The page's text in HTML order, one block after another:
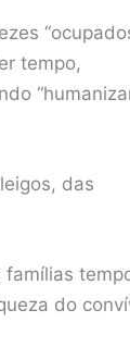
tempo,
das
famílias
do